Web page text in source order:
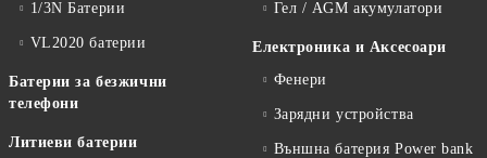
1/3N Батерии
VL2020 батерии
Батерии за безжични
телефони
Литиеви батерии
Гел / AGM акумулатори
Електроника и Аксесоари
Фенери
Зарядни устройства
Външна батерия Power bank